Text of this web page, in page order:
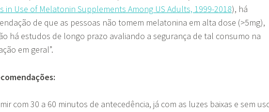
in Use of Melatonin Supplements Among US Adults, 1999-2018), há
de que as pessoas não tomem melatonina em alta dose (>5mg),
há estudos de longo prazo avaliando a segurança de tal consumo na
em geral”.
com 30 a 60 minutos de antecedência, já com as luzes baixas e sem